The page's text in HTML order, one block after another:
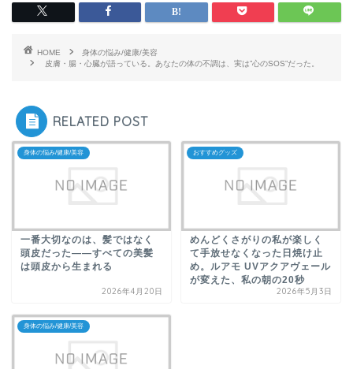
HOME
身体の悩み/健康/美容
皮膚・腸・心臓が語っている。あなたの体の不調は、実は”心のSOS”だった。
RELATED POST
身体の悩み/健康/美容
一番大切なのは、髪ではなく
頭皮だった――すべての美髪
は頭皮から生まれる
2026年4月20日
おすすめグッズ
めんどくさがりの私が楽しく
て手放せなくなった日焼け止
め。ルアモ UVアクアヴェール
が変えた、私の朝の20秒
2026年5月3日
身体の悩み/健康/美容